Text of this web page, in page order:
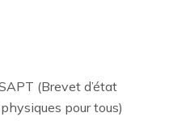
(Brevet d’état
pour tous)